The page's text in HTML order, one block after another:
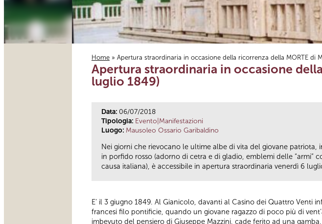
Tu sei qui
Home » Apertura straordinaria in occasione della ricorrenza della MORTE di
Apertura straordinaria in occasione
luglio 1849)
Data: 06/07/2018
Tipologia: Evento|Manifestazioni
Luogo: Mausoleo Ossario Garibaldino
Nei giorni che rievocano le ultime albe di vita del giovane
in porfido rosso (adorno di cetra e di gladio, emblemi delle “armi”
causa italiana), è accessibile in apertura straordinaria venerdì 6
E’ il 3 giugno 1849. Al Gianicolo, davanti al Casino dei Quattro
francesi filo pontificie, quando un giovane ragazzo di poco più di
imbevuto del pensiero di Giuseppe Mazzini, cade ferito ad una